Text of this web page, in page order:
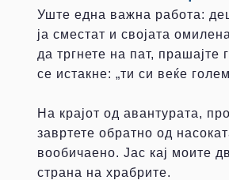
Уште една важна работа:
ја сместат и својата
да тргнете на пат,
се истакне: „ти си веќе
На крајот од авантурата,
завртете обратно од
вообичаено. Јас кај моите
страна на храбрите.